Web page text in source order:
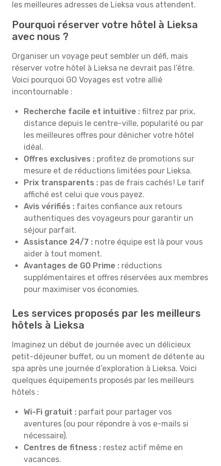
les meilleures adresses de Lieksa vous attendent.
Pourquoi réserver votre hôtel à Lieksa
avec nous ?
Organiser un voyage peut sembler un défi, mais
réserver votre hôtel à Lieksa ne devrait pas l’être.
Voici pourquoi GO Voyages est votre allié
incontournable :
Recherche facile et intuitive : filtrez par prix,
distance depuis le centre-ville, popularité ou par
les meilleures offres pour dénicher votre hôtel
idéal.
Offres exclusives : profitez de promotions sur
mesure et de réductions limitées pour Lieksa.
Prix transparents : pas de frais cachés ! Le tarif
affiché est celui que vous payez.
Avis vérifiés : faites confiance aux retours
authentiques des voyageurs pour garantir un
séjour parfait.
Assistance 24/7 : notre équipe est là pour vous
aider à tout moment.
Avantages de GO Prime : réductions
supplémentaires et offres réservées aux membres
pour maximiser vos économies.
Les services proposés par les meilleurs
hôtels à Lieksa
Imaginez un début de journée avec un délicieux
petit-déjeuner buffet, ou un moment de détente au
spa après une journée d’exploration à Lieksa. Voici
quelques équipements proposés par les meilleurs
hôtels :
Wi-Fi gratuit : parfait pour partager vos
aventures (ou pour répondre à vos e-mails si
nécessaire).
Centres de fitness : restez actif même en
vacances.